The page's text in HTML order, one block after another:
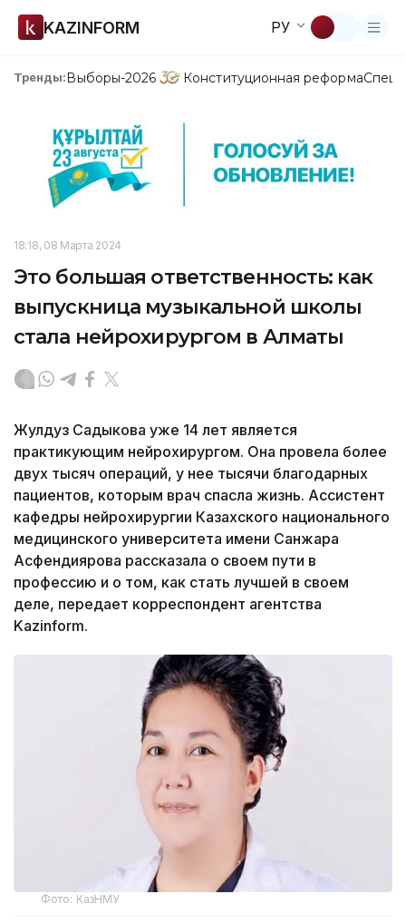
KAZINFORM РУ
Тренды:Выборы-2026 Конституционная реформа
18:18, 08 Марта 2024
Это большая ответственность: как
выпускница музыкальной школы
стала нейрохирургом в Алматы
Жулдуз Садыкова уже 14 лет является
практикующим нейрохирургом. Она провела более
двух тысяч операций, у нее тысячи благодарных
пациентов, которым врач спасла жизнь. Ассистент
кафедры нейрохирургии Казахского национального
медицинского университета имени Санжара
Асфендиярова рассказала о своем пути в
профессию и о том, как стать лучшей в своем
деле, передает корреспондент агентства
Kazinform.
Фото: КазНМУ